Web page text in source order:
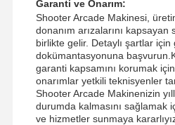
Garanti ve Onarım:
Shooter Arcade Makinesi,
donanım arızalarını
birlikte gelir. Detaylı şartlar için
dokümantasyonuna
garanti kapsamını korumak
onarımlar yetkili teknisyenler
Shooter Arcade Makinenizin
durumda kalmasını sağlamak
ve hizmetler sunmaya